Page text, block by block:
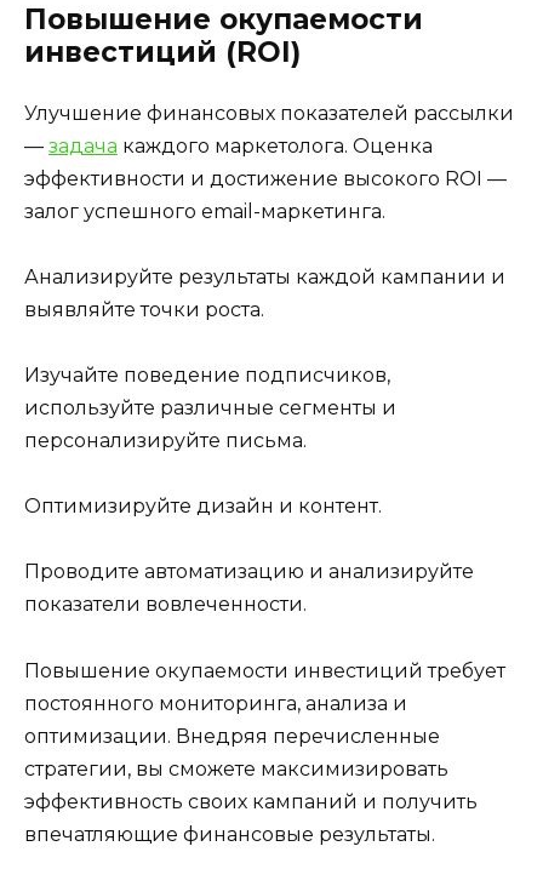
Повышение окупаемости
инвестиций (ROI)
Улучшение финансовых показателей рассылки
— задача каждого маркетолога. Оценка
эффективности и достижение высокого ROI —
залог успешного email-маркетинга.
Анализируйте результаты каждой кампании и
выявляйте точки роста.
Изучайте поведение подписчиков,
используйте различные сегменты и
персонализируйте письма.
Оптимизируйте дизайн и контент.
Проводите автоматизацию и анализируйте
показатели вовлеченности.
Повышение окупаемости инвестиций требует
постоянного мониторинга, анализа и
оптимизации. Внедряя перечисленные
стратегии, вы сможете максимизировать
эффективность своих кампаний и получить
впечатляющие финансовые результаты.